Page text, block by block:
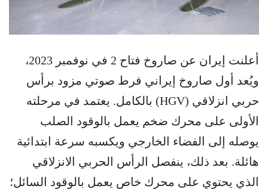
أعلنت إيران عن صاروخ فتاح 2 في نوفمبر 2023،
ويُعد أول صاروخ إيراني فرط صوتي مزود برأس
حربي انزلاقي (HGV) بالكامل. يعتمد في مرحلته
الأولى على محرك ضخم يعمل بالوقود الصلب
يوصله إلى الفضاء الخارجي ويكسبه سرعة ابتدائية
هائلة. بعد ذلك، ينفصل الرأس الحربي الانزلاقي
الذي يحتوي على محرك خاص يعمل بالوقود السائل؛